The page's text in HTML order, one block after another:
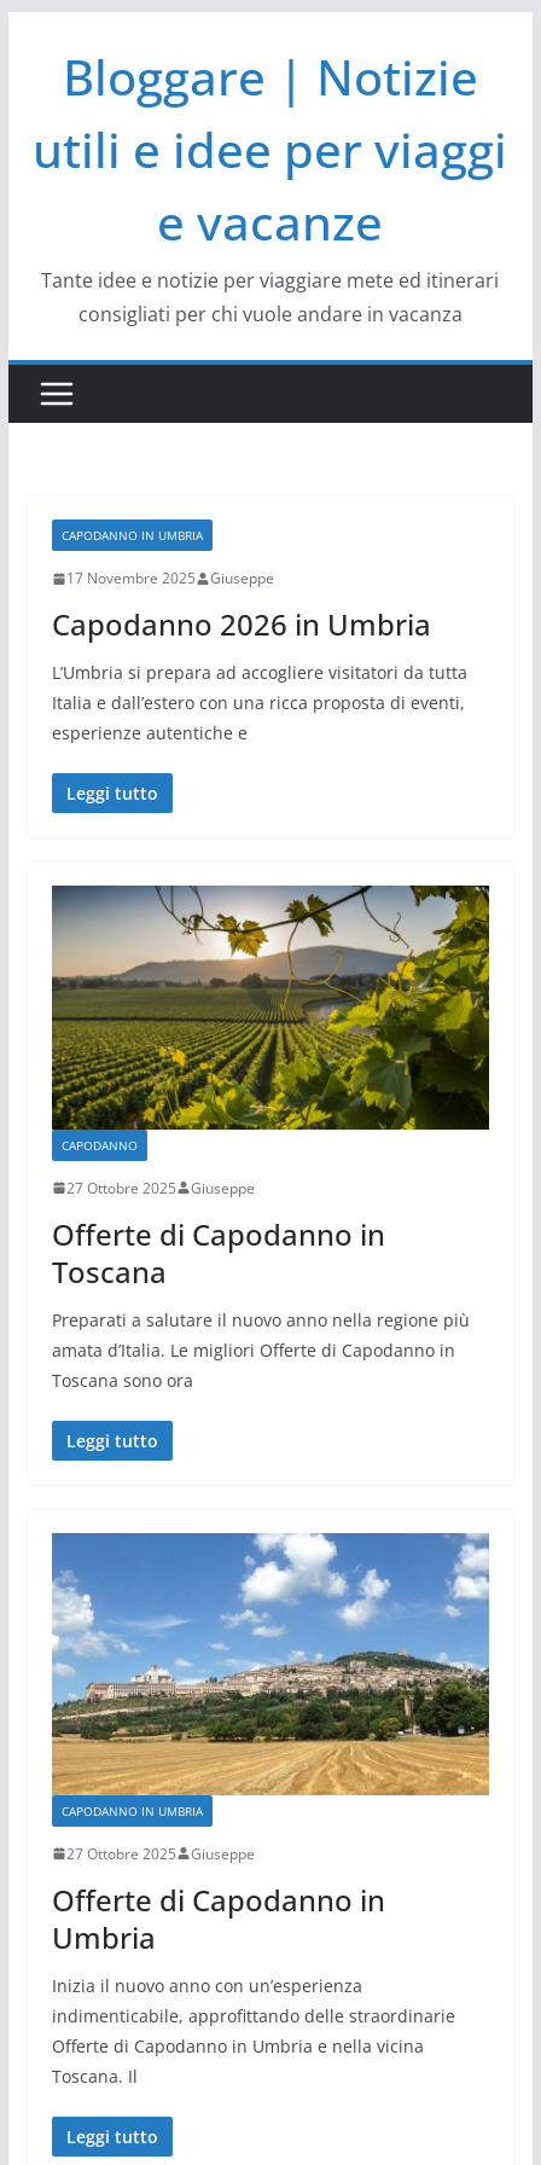
contenutoBloggare | Notizie
utili e idee per viaggi
e vacanze
Tante idee e notizie per viaggiare mete ed itinerari
consigliati per chi vuole andare in vacanza
CAPODANNO IN UMBRIA
17 Novembre 2025 Giuseppe
Capodanno 2026 in Umbria
L’Umbria si prepara ad accogliere visitatori da tutta
Italia e dall’estero con una ricca proposta di eventi,
esperienze autentiche e
Leggi tutto
CAPODANNO
27 Ottobre 2025 Giuseppe
Offerte di Capodanno in
Toscana
Preparati a salutare il nuovo anno nella regione più
amata d’Italia. Le migliori Offerte di Capodanno in
Toscana sono ora
Leggi tutto
CAPODANNO IN UMBRIA
27 Ottobre 2025 Giuseppe
Offerte di Capodanno in
Umbria
Inizia il nuovo anno con un’esperienza
indimenticabile, approfittando delle straordinarie
Offerte di Capodanno in Umbria e nella vicina
Toscana. Il
Leggi tutto